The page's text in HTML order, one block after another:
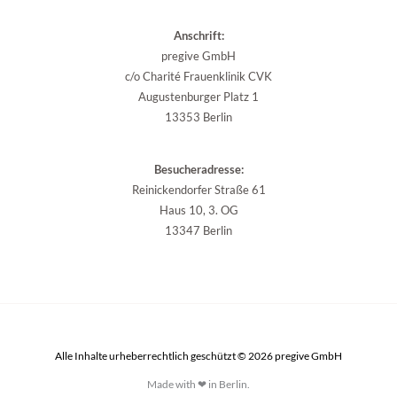
Anschrift:
pregive GmbH
c/o Charité Frauenklinik CVK
Augustenburger Platz 1
13353 Berlin
Besucheradresse:
Reinickendorfer Straße 61
Haus 10, 3. OG
13347 Berlin
Alle Inhalte urheberrechtlich geschützt © 2026 pregive GmbH
Made with ❤ in Berlin.